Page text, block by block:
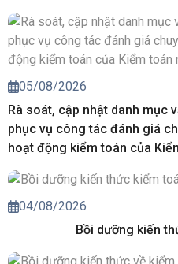
05/08/2026
Rà soát, cập nhật danh mục
phục vụ công tác đánh giá
hoạt động kiểm toán của
04/08/2026
Bồi dưỡng kiến